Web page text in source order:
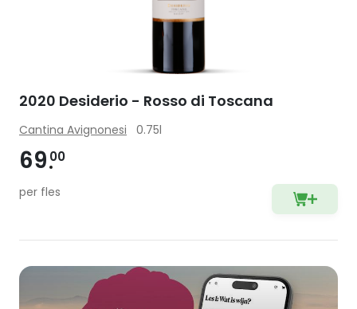
2020 Desiderio - Rosso di Toscana
Cantina Avignonesi 0.75l
69 00
per fles